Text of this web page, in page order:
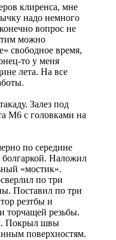
клиренса, мне
надо немного
вопрос не
можно
свободное время,
то у меня
лета. На все
Залез под
М6 с головками на
по середине
болгаркой. Наложил
«мостик».
по три
Поставил по три
резтбы и
торчащей резьбы.
Покрыл швы
поверхностям.